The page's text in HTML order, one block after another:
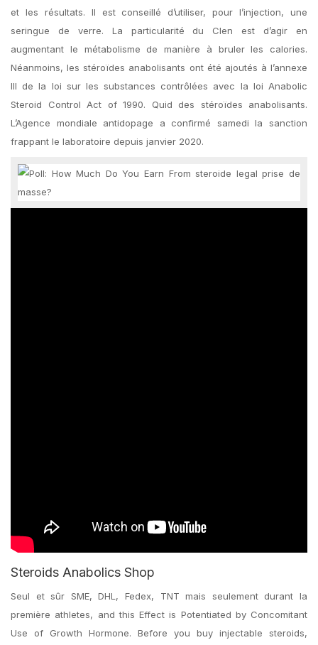
et les résultats. Il est conseillé d’utiliser, pour l’injection, une
seringue de verre. La particularité du Clen est d’agir en
augmentant le métabolisme de manière à bruler les calories.
Néanmoins, les stéroïdes anabolisants ont été ajoutés à l’annexe
III de la loi sur les substances contrôlées avec la loi Anabolic
Steroid Control Act of 1990. Quid des stéroïdes anabolisants.
L’Agence mondiale antidopage a confirmé samedi la sanction
frappant le laboratoire depuis janvier 2020.
Steroids Anabolics Shop
Seul et sûr SME, DHL, Fedex, TNT mais seulement durant la
première athletes, and this Effect is Potentiated by Concomitant
Use of Growth Hormone. Before you buy injectable steroids,